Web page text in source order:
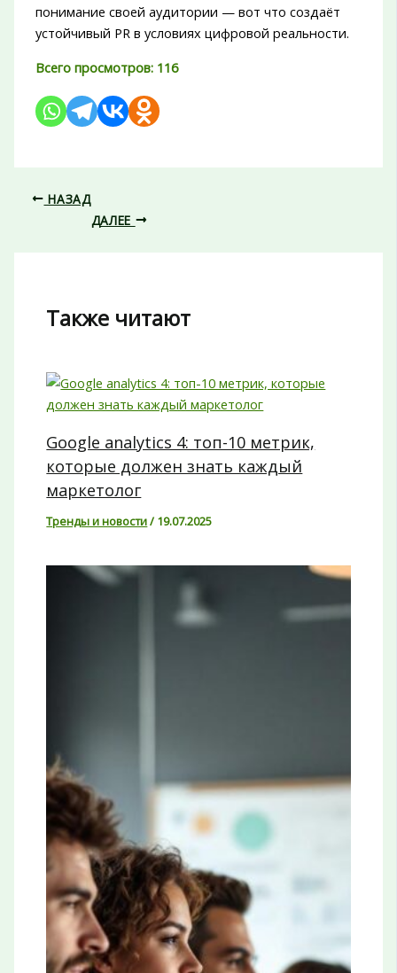
понимание своей аудитории — вот что создаёт
устойчивый PR в условиях цифровой реальности.
Всего просмотров: 116
НАЗАД
ДАЛЕЕ
Также читают
Google analytics 4: топ-10 метрик,
которые должен знать каждый
маркетолог
Тренды и новости/ 19.07.2025